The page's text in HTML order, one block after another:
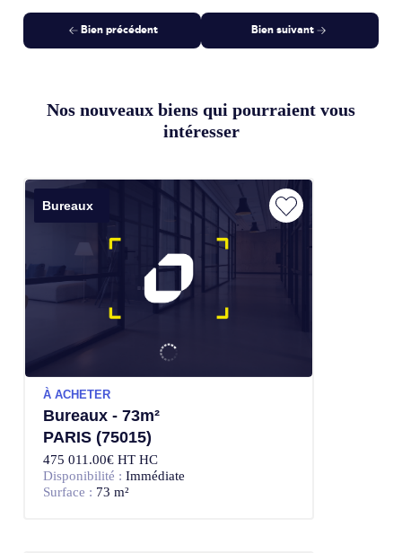
Bien précédent Bien suivant
Nos nouveaux biens qui pourraient vous
intéresser
Bureaux
À ACHETER
Bureaux - 73m²
PARIS (75015)
475 011.00€ HT HC
Disponibilité : Immédiate
Surface : 73 m²